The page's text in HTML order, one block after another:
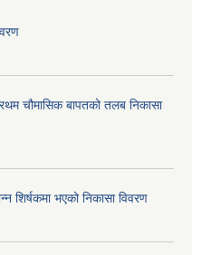
चौमासिक बापतको तलब निकासा
शिर्षकमा भएको निकासा विवरण